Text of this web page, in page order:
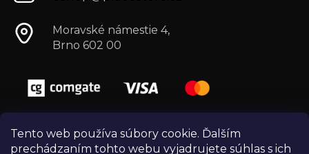
Tento web používa súbory cookie. Ďalším
prechádzaním tohto webu vyjadrujete súhlas s ich
Moravské námestie 4,
Brno 602 00